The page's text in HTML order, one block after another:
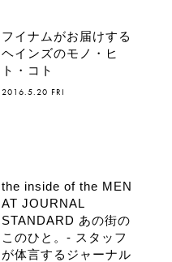
フイナムがお届けする
ヘインズのモノ・ヒ
ト・コト
2016.5.20 FRI
the inside of the MEN
AT JOURNAL
STANDARD あの街の
このひと。- スタッフ
が体言するジャーナル